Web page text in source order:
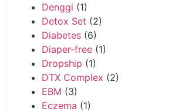
Denggi (1)
Detox Set (2)
Diabetes (6)
Diaper-free (1)
Dropship (1)
DTX Complex (2)
EBM (3)
Eczema (1)